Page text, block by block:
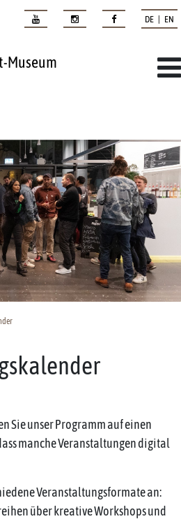
DE | EN
Museum
Sie unser Programm auf einen
manche Veranstaltungen digital
Veranstaltungsformate an:
über kreative Workshops und